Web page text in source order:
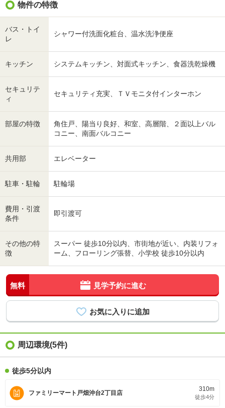
物件の特徴
バス・トイ
レ
シャワー付洗面化粧台、温水洗浄便座
キッチン システムキッチン、対面式キッチン、食器洗乾燥機
セキュリテ
ィ
セキュリティ充実、ＴＶモニタ付インターホン
部屋の特徴
角住戸、陽当り良好、和室、高層階、２面以上バル
コニー、南面バルコニー
共用部 エレベーター
駐車・駐輪 駐輪場
費用・引渡
条件
即引渡可
その他の特
徴
スーパー 徒歩10分以内、市街地が近い、内装リフォ
ーム、フローリング張替、小学校 徒歩10分以内
無料 見学予約に進む
周辺環境(5件)
徒歩5分以内
ファミリーマート戸畑沖台2丁目店
310m
徒歩4分